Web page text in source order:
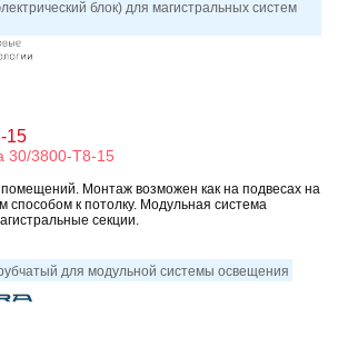
блок) для магистральных систем
15
30/3800-T8-15
Монтаж возможен как на подвесах на
способом к потолку. Модульная система
секции.
для модульной системы освещения